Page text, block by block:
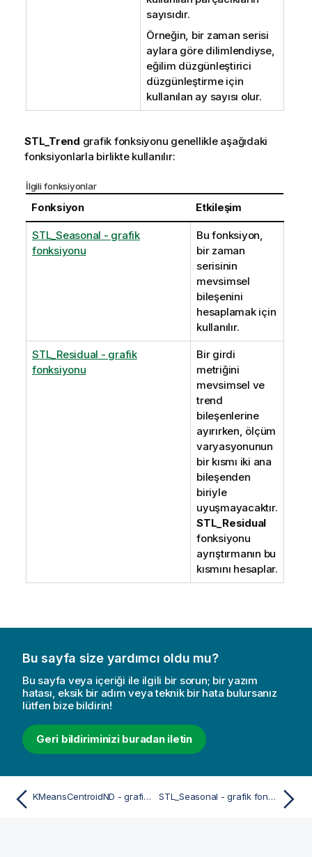
sayısıdır.
Örneğin, bir zaman serisi
aylara göre dilimlendiyse,
eğilim düzgünleştirici
düzgünleştirme için
kullanılan ay sayısı olur.
STL_Trend grafik fonksiyonu genellikle aşağıdaki
fonksiyonlarla birlikte kullanılır:
İlgili fonksiyonlar
Fonksiyon Etkileşim
STL_Seasonal - grafik
fonksiyonu
Bu fonksiyon,
bir zaman
serisinin
mevsimsel
bileşenini
hesaplamak için
kullanılır.
STL_Residual - grafik
fonksiyonu
Bir girdi
metriğini
mevsimsel ve
trend
bileşenlerine
ayırırken, ölçüm
varyasyonunun
bir kısmı iki ana
bileşenden
biriyle
uyuşmayacaktır.
STL_Residual
fonksiyonu
ayrıştırmanın bu
kısmını hesaplar.
Bu sayfa size yardımcı oldu mu?
Bu sayfa veya içeriği ile ilgili bir sorun; bir yazım
hatası, eksik bir adım veya teknik bir hata bulursanız
lütfen bize bildirin!
Geri bildiriminizi buradan iletin
KMeansCentroidND - grafik fonksiyonu STL_Seasonal - grafik fonksiyonu